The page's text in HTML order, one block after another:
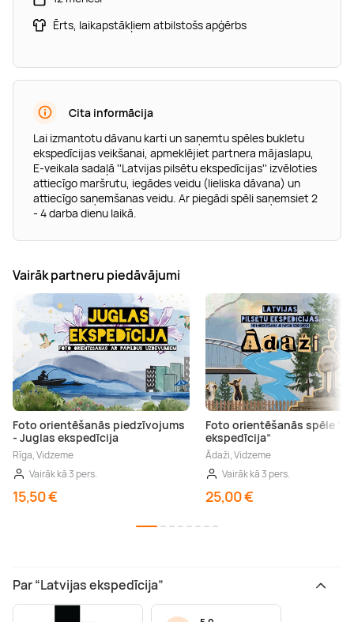
Ērts, laikapstākļiem atbilstošs apģērbs
Cita informācija
Lai izmantotu dāvanu karti un saņemtu spēles bukletu
ekspedīcijas veikšanai, apmeklējiet partnera mājaslapu,
E-veikala sadaļā ''Latvijas pilsētu ekspedīcijas'' izvēloties
attiecīgo maršrutu, iegādes veidu (lieliska dāvana) un
attiecīgo saņemšanas veidu. Ar piegādi spēli saņemsiet 2
- 4 darba dienu laikā.
Vairāk partneru piedāvājumi
Foto orientēšanās piedzīvojums
- Juglas ekspedīcija
Rīga, Vidzeme
Vairāk kā 3 pers.
15,50 €
Foto orientēšanās spēle
ekspedīcija”
Ādaži, Vidzeme
Vairāk kā 3 pers.
25,00 €
Par “Latvijas ekspedīcija”